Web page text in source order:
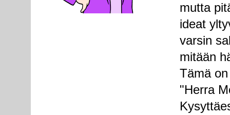
mutta
ideat
varsin
mitään
Tämä
"Herra